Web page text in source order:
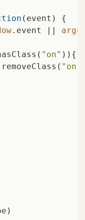
( event ) {
.event ||
"on" )){
"on"